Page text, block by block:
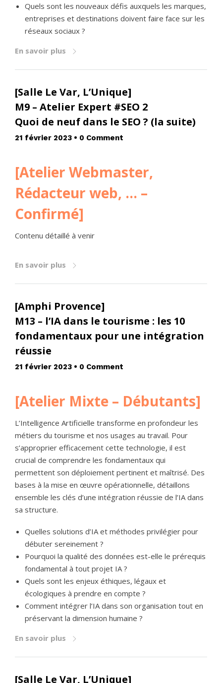
Quels sont les nouveaux défis auxquels les marques,
entreprises et destinations doivent faire face sur les
réseaux sociaux ?
En savoir plus
[Salle Le Var, L’Unique]
M9 – Atelier Expert #SEO 2
Quoi de neuf dans le SEO ? (la suite)
21 février 2023 • 0 Comment
[Atelier Webmaster,
Rédacteur web, … –
Confirmé]
Contenu détaillé à venir
En savoir plus
[Amphi Provence]
M13 – l’IA dans le tourisme : les 10
fondamentaux pour une intégration
réussie
21 février 2023 • 0 Comment
[Atelier Mixte – Débutants]
L’Intelligence Artificielle transforme en profondeur les
métiers du tourisme et nos usages au travail. Pour
s’approprier efficacement cette technologie, il est
crucial de comprendre les fondamentaux qui
permettent son déploiement pertinent et maîtrisé. Des
bases à la mise en œuvre opérationnelle, détaillons
ensemble les clés d’une intégration réussie de l’IA dans
sa structure.
Quelles solutions d’IA et méthodes privilégier pour
débuter sereinement ?
Pourquoi la qualité des données est-elle le prérequis
fondamental à tout projet IA ?
Quels sont les enjeux éthiques, légaux et
écologiques à prendre en compte ?
Comment intégrer l’IA dans son organisation tout en
préservant la dimension humaine ?
En savoir plus
[Salle Le Var, L’Unique]